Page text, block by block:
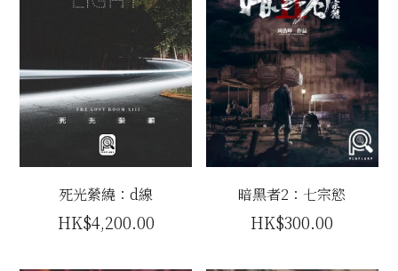
死光縈繞：d線
HK$4,200.00
暗黑者2：七宗慾
HK$300.00